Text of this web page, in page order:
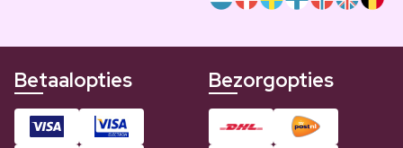
Betaalopties Bezorgopties